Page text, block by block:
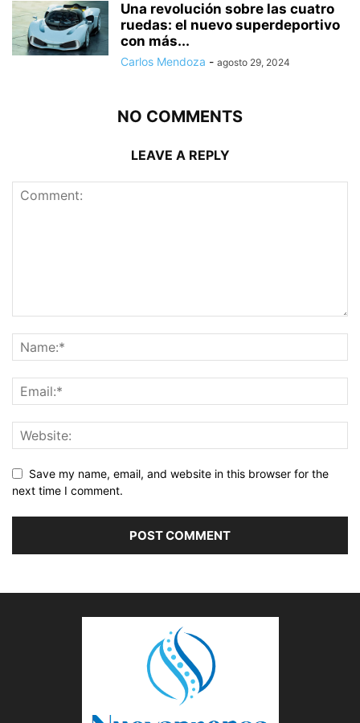
Una revolución sobre las cuatro
ruedas: el nuevo superdeportivo
con más...
Carlos Mendoza - agosto 29, 2024
NO COMMENTS
LEAVE A REPLY
Save my name, email, and website in this browser for the
next time I comment.